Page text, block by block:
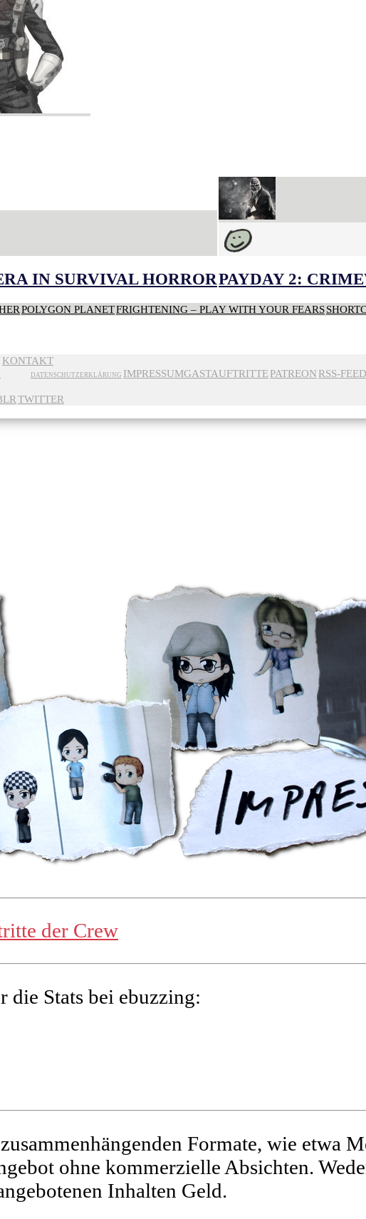
IN SURVIVAL HORRORPAYDAY 2:
POLYGON PLANETFRIGHTENING – PLAY WITH YOUR FEARS
KONTAKT
DATENSCHUTZERKLÄRUNG IMPRESSUMGASTAUFTRITTEPATREON RSS-
TWITTER
der Crew
die Stats bei ebuzzing:
Formate, wie etwa
ohne kommerzielle Absichten.
Inhalten Geld.